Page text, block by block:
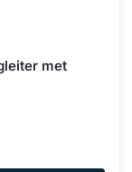
met